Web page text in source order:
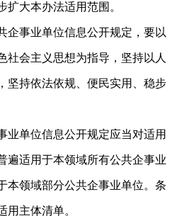
扩大本办法适用范围。
企事业单位信息公开规定，要以
社会主义思想为指导，坚持以人
坚持依法依规、便民实用、稳步
业单位信息公开规定应当对适用
遍适用于本领域所有公共企事业
本领域部分公共企事业单位。条
用主体清单。